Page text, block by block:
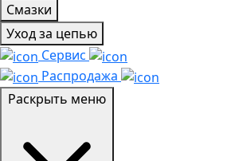
Смазки
Уход за цепью
Сервис
Распродажа